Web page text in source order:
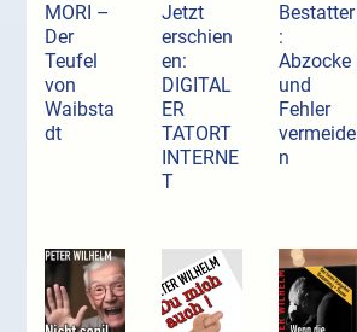
MORI –
Der
Teufel
von
Waibsta
dt
Jetzt
erschien
en:
DIGITAL
ER
TATORT
INTERNE
T
Bestatter
:
Abzocke
und
Fehler
vermeide
n